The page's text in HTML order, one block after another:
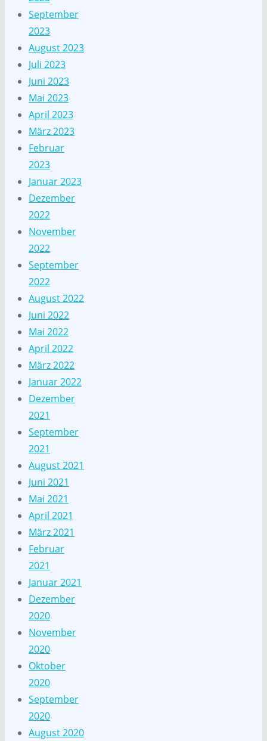
September
2023
August 2023
Juli 2023
Juni 2023
Mai 2023
April 2023
März 2023
Februar
2023
Januar 2023
Dezember
2022
November
2022
September
2022
August 2022
Juni 2022
Mai 2022
April 2022
März 2022
Januar 2022
Dezember
2021
September
2021
August 2021
Juni 2021
Mai 2021
April 2021
März 2021
Februar
2021
Januar 2021
Dezember
2020
November
2020
Oktober
2020
September
2020
August 2020